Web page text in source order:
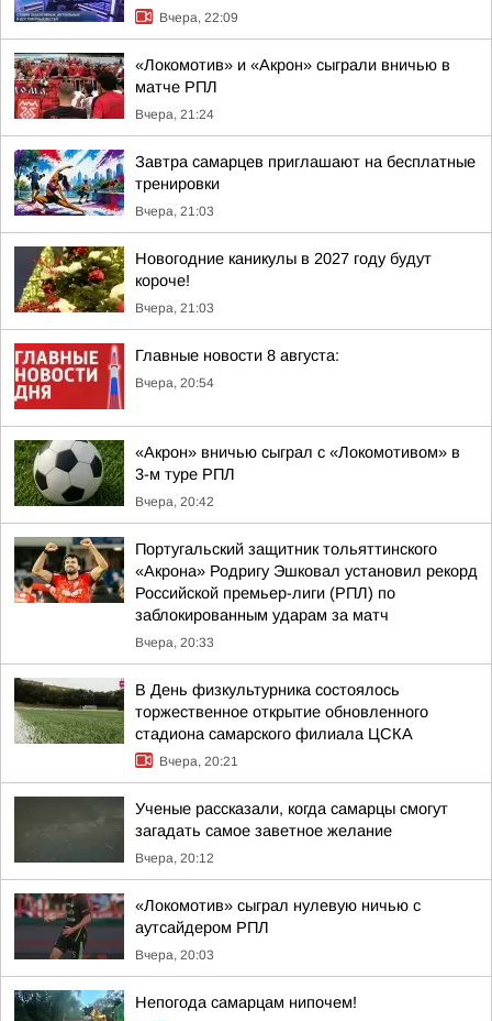
Вчера, 22:09
«Локомотив» и «Акрон» сыграли вничью в
матче РПЛ
Вчера, 21:24
Завтра самарцев приглашают на бесплатные
тренировки
Вчера, 21:03
Новогодние каникулы в 2027 году будут
короче!
Вчера, 21:03
Главные новости 8 августа:
Вчера, 20:54
«Акрон» вничью сыграл с «Локомотивом» в
3-м туре РПЛ
Вчера, 20:42
Португальский защитник тольяттинского
«Акрона» Родригу Эшковал установил рекорд
Российской премьер-лиги (РПЛ) по
заблокированным ударам за матч
Вчера, 20:33
В День физкультурника состоялось
торжественное открытие обновленного
стадиона самарского филиала ЦСКА
Вчера, 20:21
Ученые рассказали, когда самарцы смогут
загадать самое заветное желание
Вчера, 20:12
«Локомотив» сыграл нулевую ничью с
аутсайдером РПЛ
Вчера, 20:03
Непогода самарцам нипочем!